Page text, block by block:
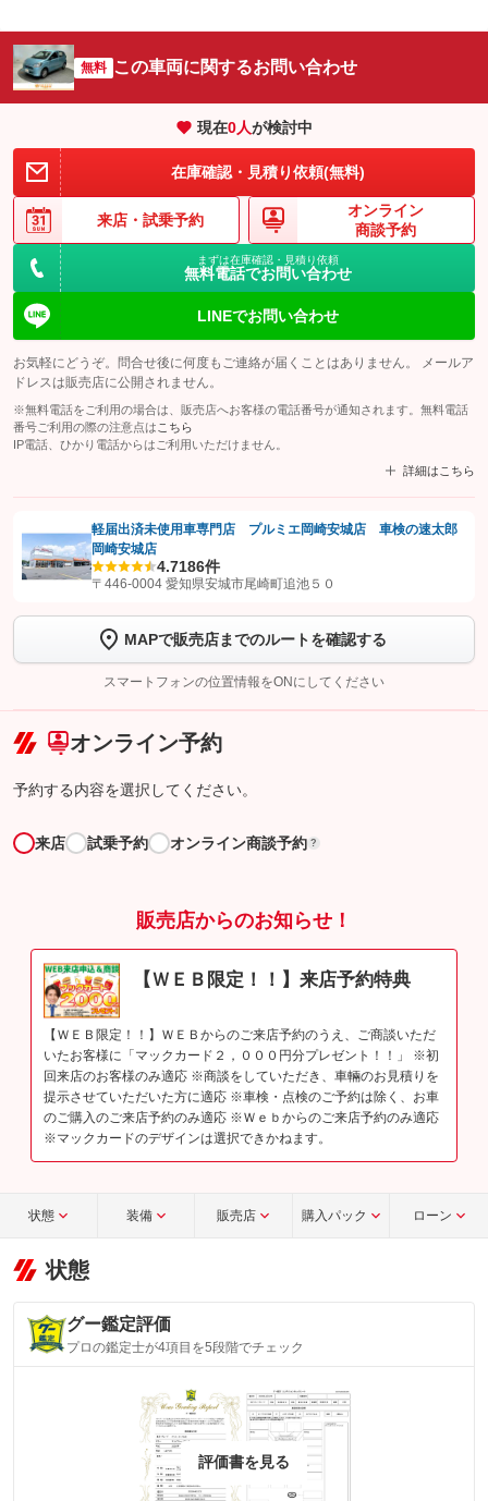
無料 この車両に関するお問い合わせ
現在0人が検討中
在庫確認・見積り依頼(無料)
来店・ 試乗予約
オンライン
商談予約
まずは在庫確認・見積り依頼
無料電話でお問い合わせ
LINEでお問い合わせ
お気軽にどうぞ。問合せ後に何度もご連絡が届くことはありません。 メールア
ドレスは販売店に公開されません。
※無料電話をご利用の場合は、販売店へお客様の電話番号が通知されます。無料電話
番号ご利用の際の注意点は こちら
IP電話、ひかり電話からはご利用いただけません。
詳細はこちら
【STEP1】認証画面でグーネットを友だち追加してから「許可する」ボタンを押
します
【STEP2】 トーク画面で
完了してください。
こちら
軽届出済未使用車専門店 プルミエ岡崎安城店 車検の速太郎
岡崎安城店
4.7186件
〒446-0004 愛知県安城市尾崎町追池５０
MAPで販売店までのルートを確認する
スマートフォンの位置情報をONにしてください
オンライン予約
予約する内容を選択してください。
来店 試乗予約 オンライン商談予約 ?
販売店からのお知らせ！
【ＷＥＢ限定！！】来店予約特典
【ＷＥＢ限定！！】ＷＥＢからのご来店予約のうえ、ご商談いただ
いたお客様に「マックカード２，０００円分プレゼント！！」 ※初
回来店のお客様のみ適応 ※商談をしていただき、車輛のお見積りを
提示させていただいた方に適応 ※車検・点検のご予約は除く、お車
のご購入のご来店予約のみ適応 ※Ｗｅｂからのご来店予約のみ適応
※マックカードのデザインは選択できかねます。
状態 装備 販売店 購入パック ローン
状態
グー鑑定評価
プロの鑑定士が4項目を5段階でチェック
評価書を見る